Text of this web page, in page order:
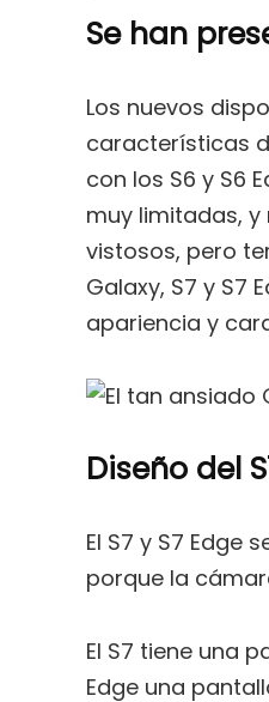
Se han
Los nuevos
características
con los S6 y S6
muy limitadas,
vistosos, pero
Galaxy, S7 y S7
apariencia y
Diseño del
El S7 y S7 Edge
porque la
El S7 tiene una
Edge una